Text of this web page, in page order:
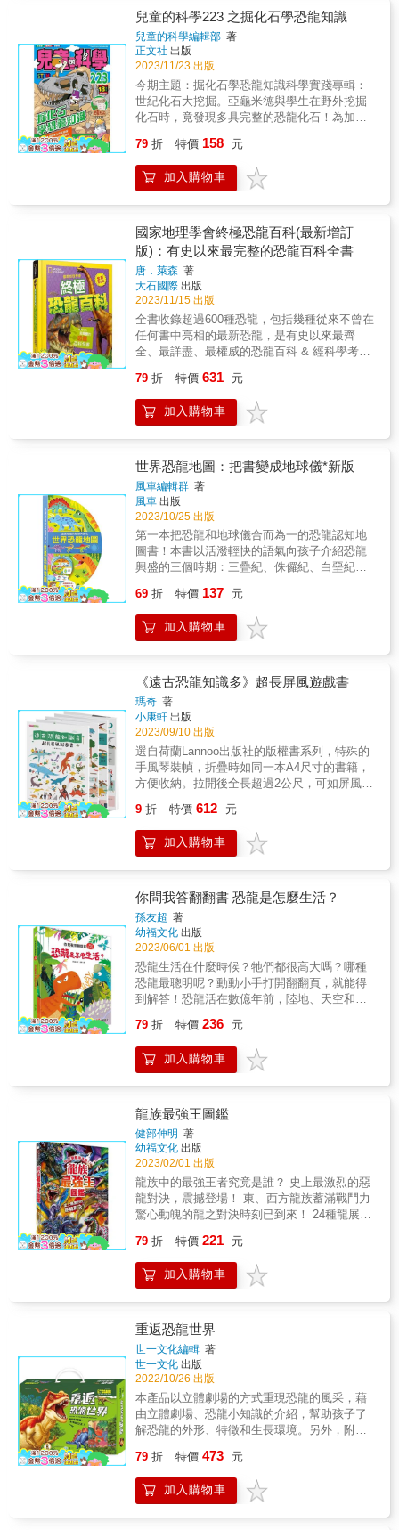
的人讀來也十分有趣。 & 4. 新增與台灣學者的
對談：除了與日本兩位古生物學家對談，中文
版新增與台灣大學古生物學家蔡政修副教授的
對談，針對台灣學子給予更貼近台灣學習經歷
的建議。 & 【審定】 蔡政修｜台灣大學生命科
學系古脊椎動物演化及多樣性實驗室副教授 &
推薦 & 邱明成｜蘭雅國中生物科教師 徐嘉君｜
農委會林試所副研究員、荷蘭阿姆斯丹大學生
態及生物多樣性博士 張鈞翔｜國立自然科學博
物館地質學組研究員 董家莒｜內湖高中校長、
師範大學地球科學研究所 （順序按姓氏筆畫排
列） & 「我從早到晚無間斷的閱讀本書，清新
覺、有意無意地帶領讀者們，進入了古生物的
研究世界；抱著恐龍夢想的大小朋友、對於古
生物學充滿憧憬的莘莘學子、在興趣與現實糾
結拉拔的家長與同學，我非常推薦大家來閱讀
《終於成為了古生物學家》這本好書，我相信
一定可以從書中得到啟發與感動。」──國立自
然科學博物館地質學組研究員張鈞翔 & 「我是
與作者同輩的研究員，所以我在書中看到許多
共鳴之處，例如獲得博士學位的掙扎和喜悅，
以及對未來的擔憂。書中也詳細記述了難以探
究者的年輕人在考慮人生規劃時有很大幫
助。」──日本亞馬遜書店讀者 & 「這本書反映
了作者樸實、熱情的個性。她的故事沒有過多
的裝飾，很直接地述說她的感受。我希望年輕
人都可以讀一讀，這是一本很棒的書，它在你
遇到困難時給你前進的勇氣。」──日本亞馬遜
書店讀者 &
疊紀 #侏羅紀 #白堊紀 #演化樹 #化石 #
植食性恐龍 #肉食性恐龍 #雜食性恐龍 【學
習領域分類】 ◎適讀年齡：小學低年級以上，
建議8歲以下親子共讀或教師導讀 ◎教育議
題：環境教育、海洋教育、生命教育 ◎學習領
域：自然科學 本書特色 ★符合十二年國教九大
核心素養，「自然科學」領域優良延伸讀物。
★結合環境、海洋、生命等教育議題。 &
兒童的科學223 之掘化石學恐龍知識
兒童的科學編輯部 著
正文社 出版
2023/11/23 出版
今期主題：掘化石學恐龍知識科學實踐專輯：
世紀化石大挖掘。亞龜米德與學生在野外挖掘
化石時，竟發現多具完整的恐龍化石！為加快
幫忙。期間他們將會探究多種恐龍的構造與分
佈、探究史前生態環境、講解一些化石挖掘的
技巧，還會介紹如何用石膏粉和粟粉製造模擬
數名熟客正與一個身穿橙黃色大衣的陌生男子
喝酒，談到5年前當天，大宅主人哈瑞德伯爵死
於非命的事情。就在此時，鎮內鎖匠氣急敗壞
地闖進來，大叫自己看到吸血鬼了！究竟是怎
麼回事？難道可怕的吸血鬼當真存在？人體趣
談：以漫畫及專欄結合方式，為大家解說各種
人體有趣的知識。這次「辣味為何不是一種味
道？」將講解味道是甚麼、舌頭能感受甚麼感
覺、喝水未必能解辣等知識。數學偵緝室：朱
古力爭奪戰。華生從巴黎旅行歸來，給小兔子
一個分朱古力的遊戲，誰能取得最後一粒朱古
力就贏，並可獨得所有朱古力。小兔子雖不明
就裏，也爽快答應。到底誰能勝出遊戲？今期
者閱讀之餘，還可嘗試解開當中的數學謎題，
訓練數學計算能力！漫畫 科學Q&A：塑膠大戰
（下）。小Q等人須限時阻止外賣膠盒控制人類
的陰謀，豈料對方利用Mr.A的裝置，控制太平
洋垃圾帶上的塑膠垃圾加以阻攔！究竟他們能
否成功，拯救所有人？過程中將會解說PVC、
發泡膠、應付發泡膠新方法等知識。科學DIY：
要立冬，於是展開相應的農務工作，同時解說
中國曆法與二十四節氣的知識。
79 折 特價 158 元
加入購物車
國家地理學會終極恐龍百科(最新增訂
版)：有史以來最完整的恐龍百科全書
唐．萊森 著
大石國際 出版
2023/11/15 出版
全書收錄超過600種恐龍，包括幾種從來不曾在
任何書中亮相的最新恐龍，是有史以來最齊
全、最詳盡、最權威的恐龍百科 & 經科學考據
自然插畫的插畫家精心繪製，附有恐龍化石照
片，且經科學考據，恐龍形象更能躍然紙上。
& 恐龍雖然消失已久，但今日我們依然不時會
最完整、最入時的恐龍參考書。有最受歡迎的
舊人物，包括凶猛的暴龍和溫和的雷龍，也有
令人驚奇的新發現，例如安祖龍、華麗角龍和
奇翼龍。書中資訊皆經由國家地理學會與恐龍
學者考據，所有插圖為知名恐龍畫家精心繪
製，每種特色恐龍旁皆以資訊方塊呈現該種恐
龍的豐富知識，例如：學名、發現者、發現時
間與地點、長度、習慣、飲食、趣味小故事以
及分布區域等。 & 有史以來最完整的恐龍百
家唐・萊森聯手打造，詳盡收錄所有曾發現過
的恐龍資料。 & 恐龍，中生代叱吒風雲的霸主
地球上最引發人類好奇心的生物 & 恐龍迷注
意！ & 有史以來最完整的恐龍百科
&mdash;&mdash;《國家地理學會終極恐龍百
科》隆重推出2018全新增訂版，全書收錄超過
600種恐龍，書中資訊皆經由國家地理學會與恐
龍學者考據，所有插圖為知名恐龍畫家精心繪
製，每種特色恐龍旁皆以資訊方塊呈現該種恐
龍的豐富知識，例如：學名、發現者、發現時
間與地點、長度、習慣、飲食、趣味小故事以
及分布區域等。大小讀者都可以充滿知識性且
極有效率的方式獲得關於各種恐龍的知識，如
果你沒看過這本，千萬不要說你是恐龍專家！
& 恐龍大概是地球上曾經存在的生物中，最能
地球上消失了？關於恐龍，無論大人或小孩似
乎總有無盡的好奇與疑問。隨著全球各地出土
的化石越來越多，科學家對於恐龍有了更深一
層的認識。 & 你知道史上最激烈的動物大戰發
生在什麼時候嗎？ 可能發生的恐龍對決前十名
又是哪些呢？ 最讓人恐懼的十大捕食性恐龍排
行榜？ 恐龍也會成群漫遊進行大遷徙嗎？ 南北
半球的恐龍長得一樣嗎？ 所有的恐龍都是體型
龐大、頭腦不好的動物？ 恐龍化石是如何形成
地理學會終極恐龍百科》更獨家網羅了許多一
般人不知道的恐龍知識，例如在電影《侏羅紀
公園》中，雙脊龍被塑造成口噴毒液的小型恐
龍，脖子還長著傘狀皮膜。其實雙脊礱是大型
恐龍，身上也沒有恐怖的皮膜和毒液，而在美
國發現的「霸王龍」，在亞洲竟然有一個幾乎
一模一樣的親戚，那就是特暴龍。徹底閱讀本
書，絕對讓你對恐龍更了若指掌！ &
79 折 特價 631 元
加入購物車
世界恐龍地圖：把書變成地球儀*新版
風車編輯群 著
風車 出版
2023/10/25 出版
第一本把恐龍和地球儀合而為一的恐龍認知地
圖書！本書以活潑輕快的語氣向孩子介紹恐龍
興盛的三個時期：三疊紀、侏儸紀、白堊紀，
球中生代的王者！閱讀《世界恐龍地圖》帶孩
子暢遊地球遠古時期，認識恐龍的起源與演
化，探索地球的自然歷史發展，揭開遠古生物
龍。 將封底和封面貼合，立在桌上，本書立刻
變成一個地球儀，帶來趣味和驚喜。把書變成
地球儀，與孩子一起探索恐龍興盛期！
69 折 特價 137 元
加入購物車
《遠古恐龍知識多》超長屏風遊戲書
瑪奇 著
小康軒 出版
2023/09/10 出版
選自荷蘭Lannoo出版社的版權書系列，特殊的
手風琴裝幀，折疊時如同一本A4尺寸的書籍，
方便收納。拉開後全長超過2公尺，可如屏風站
式閱讀，一邊吸收新鮮知識，一邊探索遊戲任
務，讓孩子挑戰專注力大考驗！ 本書特色
（一）超級長！2公尺巨幅情境， 讓孩子被繽
工具／恐龍介紹，舉例貼近生活，知識滿滿。
（三）超有趣！搭配豐富遊戲找一找任務，專
注力大考驗反覆挑戰，細節滿滿。
9 折 特價 612 元
加入購物車
你問我答翻翻書 恐龍是怎麼生活？
孫友超 著
幼福文化 出版
2023/06/01 出版
恐龍生活在什麼時候？牠們都很高大嗎？哪種
恐龍最聰明呢？動動小手打開翻翻頁，就能得
到解答！恐龍活在數億年前，陸地、天空和海
尖牙；甲龍身上披著堅硬的鎧甲；馬門溪龍的
脖子可達8~11公尺。一起前進恐龍世界探險，
深入認識這個曾經統領地球生物的霸主吧！
79 折 特價 236 元
加入購物車
龍族最強王圖鑑
健部伸明 著
幼福文化 出版
2023/02/01 出版
龍族中的最強王者究竟是誰？ 史上最激烈的惡
龍對決，震撼登場！ 東、西方龍族蓄滿戰鬥力
驚心動魄的龍之對決時刻已到來！ 24種龍展開
說中擁有最強力量的王者，究竟是誰？ 雙足飛
龍VS怒蛇；佩魯達VS伊盧揚卡；九頭蛇VS法
夫納；火龍VS暴風雨海怪；貝武夫之龍VS薇薇
各地都流傳著與「龍」有關的神話故事與傳
說，牠們有善有惡，有的會飛翔、噴火，有的
能施展神通，其神祕的外表和特殊的能力，每
每令人著迷且想一探究竟。本書以北歐、希
臘、印度、英國、中國、美索不達米亞等傳說
中的龍為主角，展開一場場力量與絕招齊出的
精采戰鬥！在充滿不同特色的龍族強者中，誰
會是最後的勝利者？現在，戰鬥即將開始，不
論是被奉為神的龍，還是曾被勇士收服的惡
到分出勝負為止。 書中內容根據各時期神話與
傳說所描述的各種龍，加以想像後描繪出其樣
貌，再進一步研究牠們的各項能力，模擬出各
79 折 特價 221 元
加入購物車
重返恐龍世界
世一文化編輯 著
世一文化 出版
2022/10/26 出版
本產品以立體劇場的方式重現恐龍的風采，藉
由立體劇場、恐龍小知識的介紹，幫助孩子了
解恐龍的外形、特徵和生長環境。另外，附有
角色扮演，展開一場刺激的恐龍爭霸戰。
79 折 特價 473 元
加入購物車